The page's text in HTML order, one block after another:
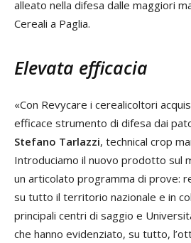
alleato nella difesa dalle maggiori
Cereali a Paglia.
Elevata efficacia
«Con Revycare i cerealicoltori
efficace strumento di difesa dai
Stefano Tarlazzi, technical crop
Introduciamo il nuovo prodotto sul
un articolato programma di prove:
su tutto il territorio nazionale e in
principali centri di saggio e
che hanno evidenziato, su tutto,